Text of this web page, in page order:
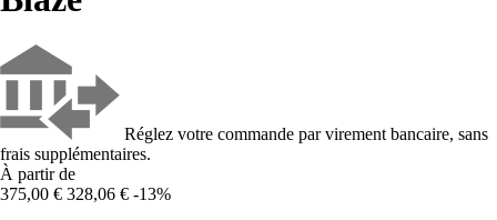
Réglez votre commande par virement bancaire, sans
frais supplémentaires.
À partir de
375,00 € 328,06 € -13%